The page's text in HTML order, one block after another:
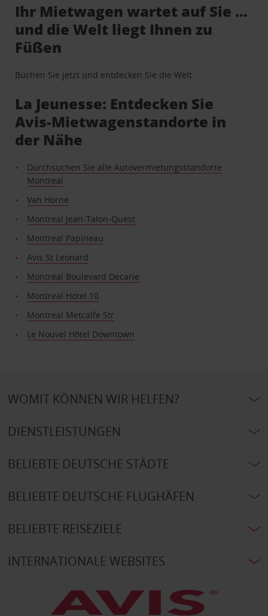
Ihr Mietwagen wartet auf Sie …
und die Welt liegt Ihnen zu
Füßen
Buchen Sie jetzt und entdecken Sie die Welt.
La Jeunesse: Entdecken Sie
Avis-Mietwagenstandorte in
der Nähe
Durchsuchen Sie alle Autovermietungsstandorte
Montreal
Van Horne
Montreal Jean-Talon-Quest
Montreal Papineau
Avis St Leonard
Montreal Boulevard Decarie
Montreal Hotel 10
Montreal Metcalfe Str
Le Nouvel Hôtel Downtown
WOMIT KÖNNEN WIR HELFEN?
DIENSTLEISTUNGEN
BELIEBTE DEUTSCHE STÄDTE
BELIEBTE DEUTSCHE FLUGHÄFEN
BELIEBTE REISEZIELE
INTERNATIONALE WEBSITES